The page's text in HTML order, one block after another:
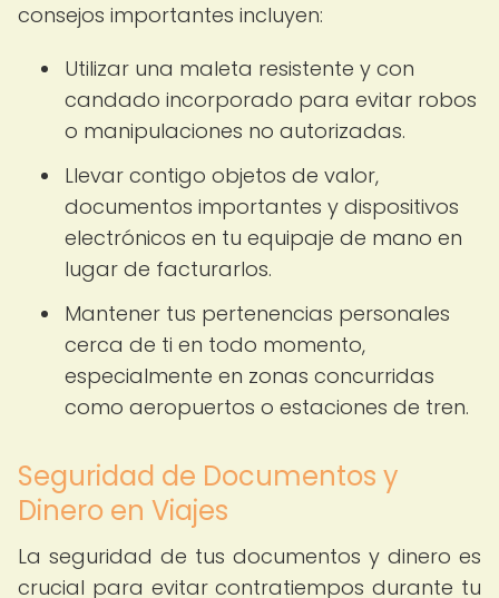
consejos importantes incluyen:
Utilizar una maleta resistente y con
candado incorporado para evitar robos
o manipulaciones no autorizadas.
Llevar contigo objetos de valor,
documentos importantes y dispositivos
electrónicos en tu equipaje de mano en
lugar de facturarlos.
Mantener tus pertenencias personales
cerca de ti en todo momento,
especialmente en zonas concurridas
como aeropuertos o estaciones de tren.
Seguridad de Documentos y
Dinero en Viajes
La seguridad de tus documentos y dinero es
crucial para evitar contratiempos durante tu